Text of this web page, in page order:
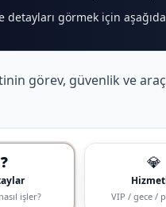
detayları görmek için
görev, güvenlik ve
❓
işler?
💎
VIP / gece /